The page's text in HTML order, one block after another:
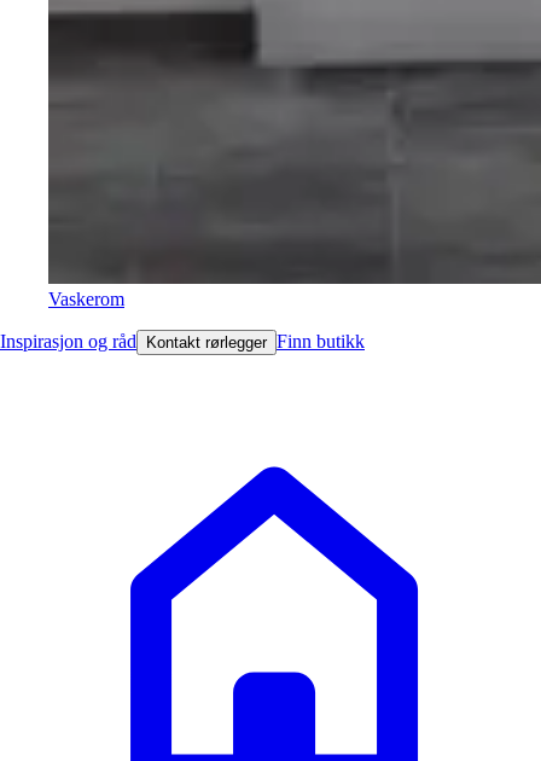
Vaskerom
Inspirasjon og råd Kontakt rørlegger Finn butikk